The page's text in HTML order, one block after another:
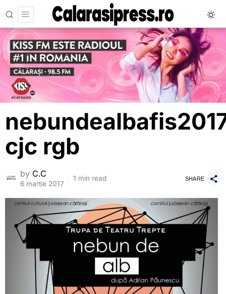
cjc rgb
by C.C
6 martie 2017
1 min read SHARE